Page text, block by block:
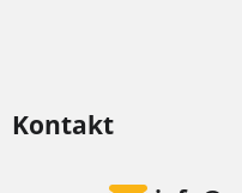
Kontakt